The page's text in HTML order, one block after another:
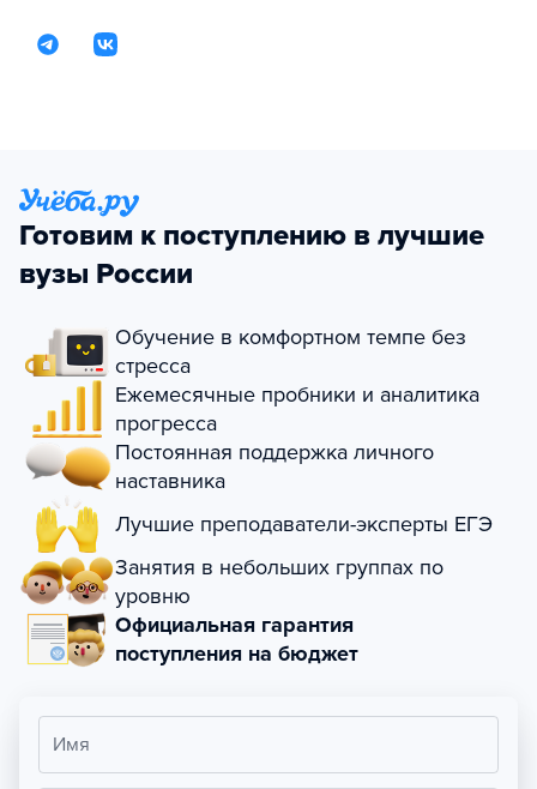
Готовим к поступлению в лучшие
вузы России
Обучение в комфортном темпе без
стресса
Ежемесячные пробники и аналитика
прогресса
Постоянная поддержка личного
наставника
Лучшие преподаватели-эксперты ЕГЭ
Занятия в небольших группах по
уровню
Официальная гарантия
поступления на бюджет
Имя